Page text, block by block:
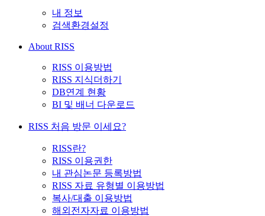
내 정보
검색환경설정
About RISS
RISS 이용방법
RISS 지식더하기
DB연계 현황
BI 및 배너 다운로드
RISS 처음 방문 이세요?
RISS란?
RISS 이용권한
내 관심논문 등록방법
RISS 자료 유형별 이용방법
복사/대출 이용방법
해외전자자료 이용방법